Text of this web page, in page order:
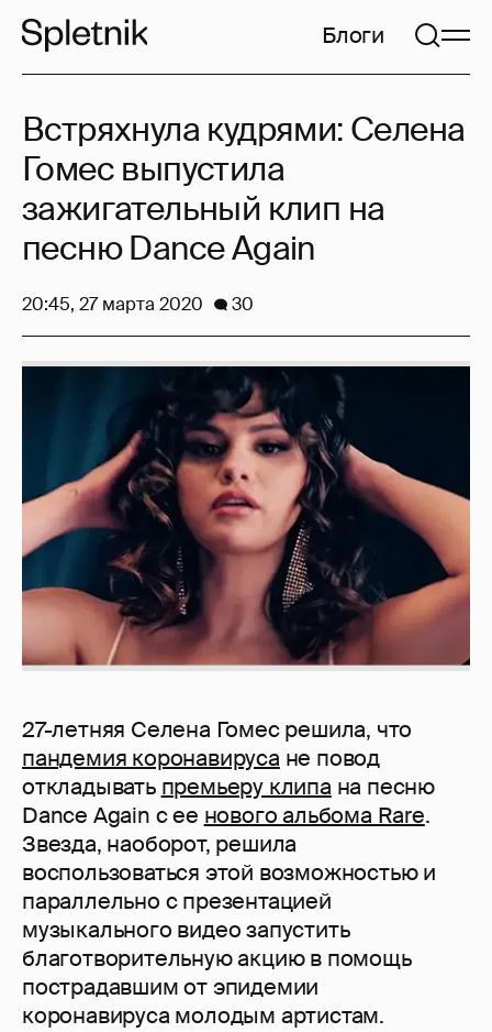
Блоги
27-летняя Селена Гомес решила, что
пандемия коронавируса не повод
откладывать премьеру клипа на песню
Dance Again с ее нового альбома Rare.
Звезда, наоборот, решила
воспользоваться этой возможностью и
параллельно с презентацией
музыкального видео запустить
благотворительную акцию в помощь
пострадавшим от эпидемии
коронавируса молодым артистам.
Встряхнула кудрями: Селена
Гомес выпустила
зажигательный клип на
песню Dance Again
20:45, 27 марта 2020 30